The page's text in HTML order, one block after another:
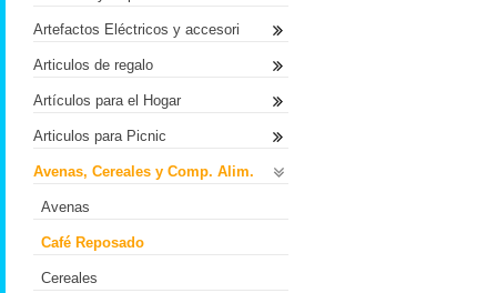
Artefactos Eléctricos y accesori
Articulos de regalo
Artículos para el Hogar
Articulos para Picnic
Avenas, Cereales y Comp. Alim.
Avenas
Café Reposado
Cereales